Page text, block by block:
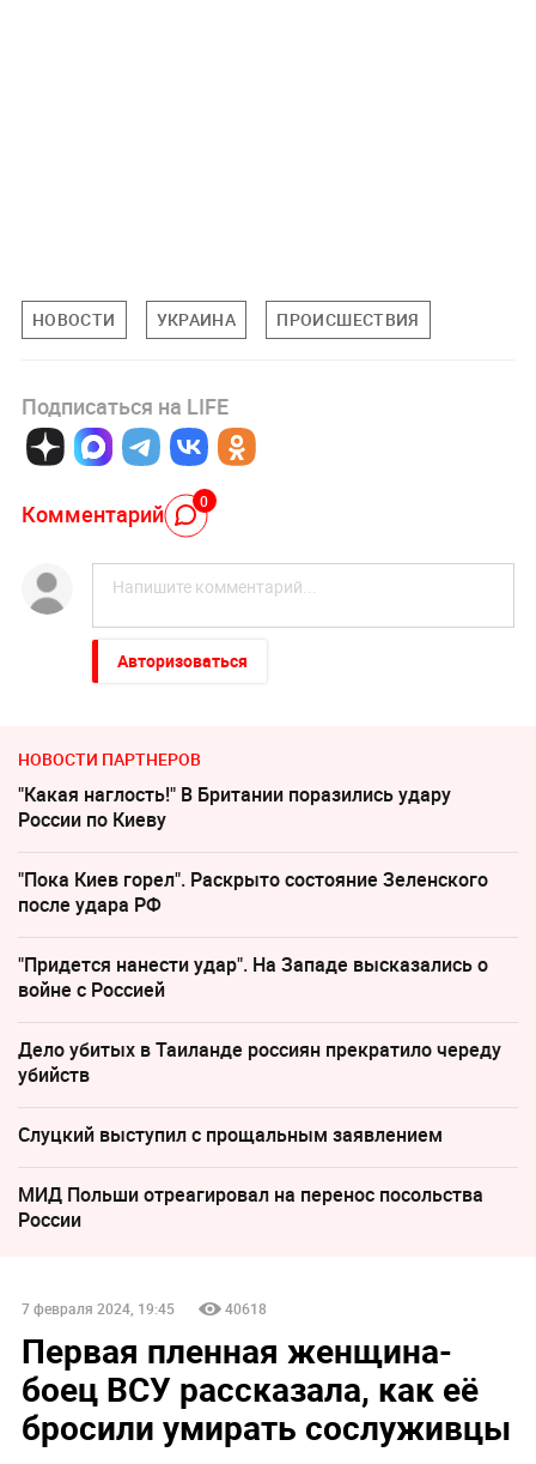
НОВОСТИ УКРАИНА ПРОИСШЕСТВИЯ
Подписаться на LIFE
Комментарий 0
Авторизоваться
НОВОСТИ ПАРТНЕРОВ
"Какая наглость!" В Британии поразились удару
России по Киеву
"Пока Киев горел". Раскрыто состояние Зеленского
после удара РФ
"Придется нанести удар". На Западе высказались о
войне с Россией
Дело убитых в Таиланде россиян прекратило череду
убийств
Слуцкий выступил с прощальным заявлением
МИД Польши отреагировал на перенос посольства
России
7 февраля 2024, 19:45 40618
Первая пленная женщина-
боец ВСУ рассказала, как её
бросили умирать сослуживцы